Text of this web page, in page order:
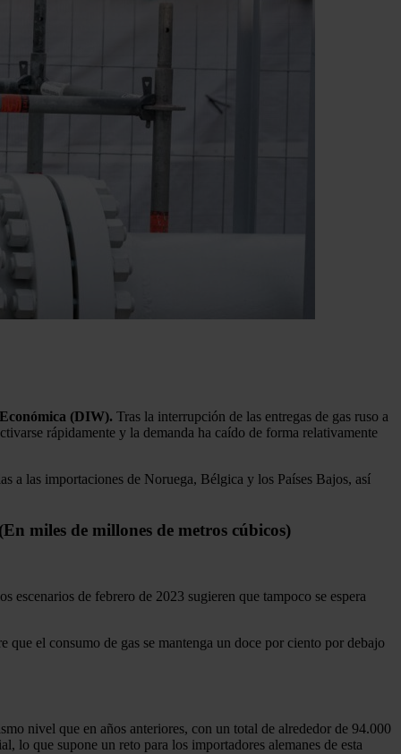
(DIW). Tras la interrupción de las entregas de gas ruso a
rápidamente y la demanda ha caído de forma relativamente
a las importaciones de Noruega, Bélgica y los Países Bajos, así
miles de millones de metros cúbicos)
escenarios de febrero de 2023 sugieren que tampoco se espera
el consumo de gas se mantenga un doce por ciento por debajo
nivel que en años anteriores, con un total de alrededor de 94.000
que supone un reto para los importadores alemanes de esta